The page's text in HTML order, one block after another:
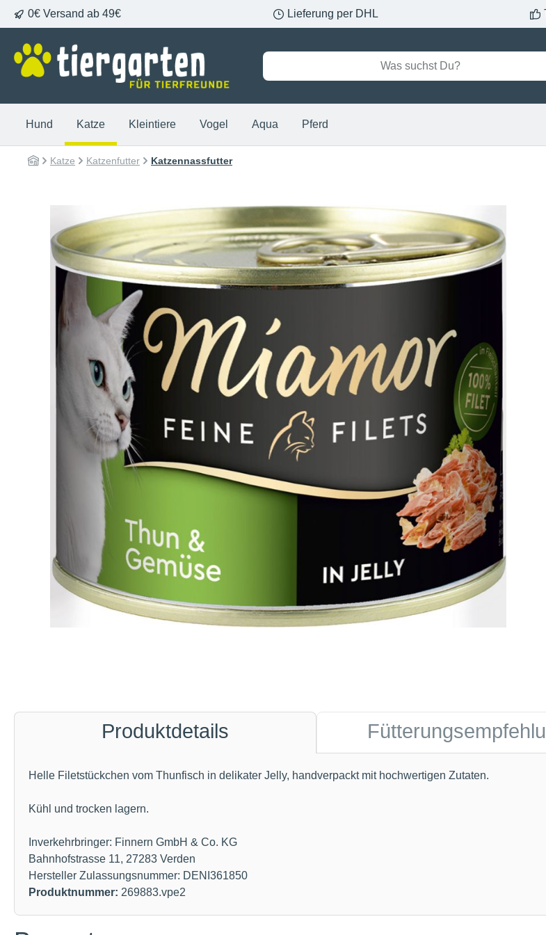
Zur Hauptnavigation springen
0€ Versand ab 49€ Lieferung per DHL
Hund Katze Kleintiere Vogel Aqua Pferd
Katze Katzenfutter Katzennassfutter
Bildergalerie überspringen
Produktdetails
Helle Filetstückchen vom Thunfisch in delikater Jelly, handverpackt mit hochwertigen Zutaten.
Kühl und trocken lagern.
Inverkehrbringer: Finnern GmbH & Co. KG
Bahnhofstrasse 11, 27283 Verden
Hersteller Zulassungsnummer: DENI361850
Produktnummer: 269883.vpe2